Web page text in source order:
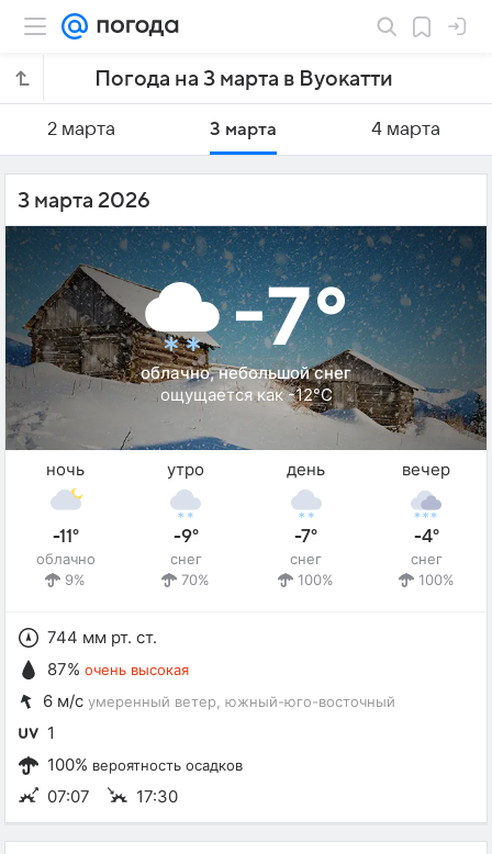
Погода на 3 марта в Вуокатти
2 марта 3 марта 4 марта
3 марта 2026
-7°
облачно, небольшой снег
ощущается как -12°C
ночь
-11°
облачно
9%
утро
-9°
снег
70%
день
-7°
снег
100%
вечер
-4°
снег
100%
744 мм рт. ст.
87% очень высокая
6 м/с умеренный ветер , южный-юго-восточный
1
100% вероятность осадков
07:07 17:30